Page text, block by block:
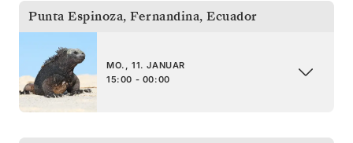
Punta Espinoza, Fernandina, Ecuador
MO., 11. JANUAR
15:00 - 00:00